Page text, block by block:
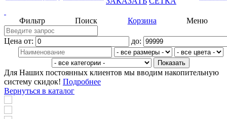
Меню
Корзина
Поиск
Фильтр
Цена от: до:
Для Наших постоянных клиентов мы вводим накопительную
систему скидок! Подробнее
Вернуться в каталог